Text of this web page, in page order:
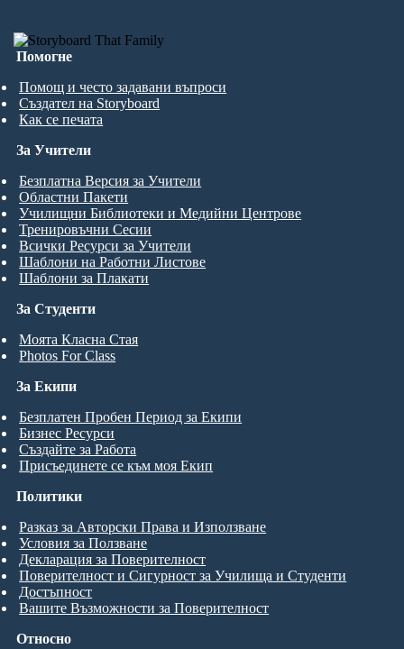
Помогне
Помощ и често задавани въпроси
Създател на Storyboard
Как се печата
За Студенти
Моята Класна Стая
Photos For Class
За Учители
Безплатна Версия за Учители
Областни Пакети
Училищни Библиотеки и Медийни Центрове
Тренировъчни Сесии
Всички Ресурси за Учители
Шаблони на Работни Листове
Шаблони за Плакати
За Екипи
Безплатен Пробен Период за Екипи
Бизнес Ресурси
Създайте за Работа
Присъединете се към моя Екип
Относно
Политики
Разказ за Авторски Права и Използване
Условия за Ползване
Декларация за Поверителност
Поверителност и Сигурност за Училища и Студенти
Достъпност
Вашите Възможности за Поверителност